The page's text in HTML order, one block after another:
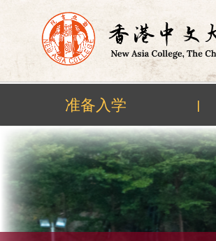
Skip
content
准备入学 |